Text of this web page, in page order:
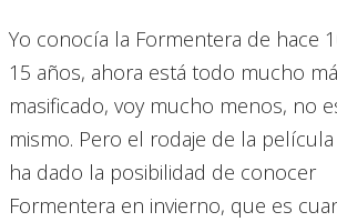
Yo conocía la Formentera de hace
15 años, ahora está todo mucho
masificado, voy mucho menos, no
mismo. Pero el rodaje de la
ha dado la posibilidad de conocer
Formentera en invierno, que es